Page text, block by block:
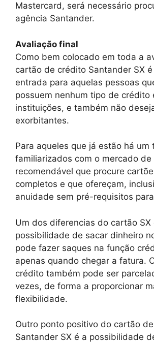
Mastercard, será necessário
agência Santander.
Avaliação final
Como bem colocado em toda a
cartão de crédito Santander SX
entrada para aquelas pessoas
possuem nenhum tipo de crédito
instituições, e também não
exorbitantes.
Para aqueles que já estão há um
familiarizados com o mercado de
recomendável que procure
completos e que ofereçam,
anuidade sem pré-requisitos
Um dos diferencias do cartão SX
possibilidade de sacar dinheiro
pode fazer saques na função
apenas quando chegar a fatura.
crédito também pode ser
vezes, de forma a proporcionar
flexibilidade.
Outro ponto positivo do cartão
Santander SX é a possibilidade